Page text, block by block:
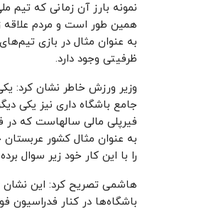
نمونه بارز آن زمانی که تیم
همین طور است و مردم علاقه
به عنوان مثال در بازی
ظرفیتی وجود دارد.
وزیر ورزش خاطر نشان کرد:
جامع باشگاه داری نیز یکی
فیرپلی مالی سالهاست که در
به عنوان مثال کشور
را با این کار خود زیر سوال
هاشمی تصریح کرد: این نشان
باشگاه‌ها در کنار فدراسیون